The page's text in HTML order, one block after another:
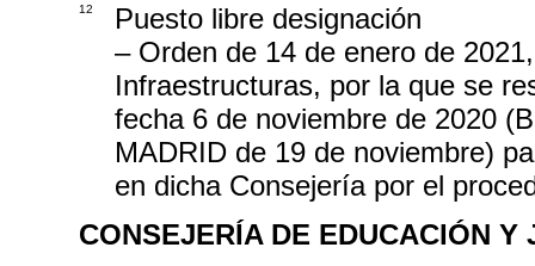
12
Puesto libre designación
– Orden de 14 de enero de
Infraestructuras, por la que se
fecha 6 de noviembre de 2020
MADRID de 19 de noviembre)
en dicha Consejería por el
CONSEJERÍA DE EDUCACIÓN Y